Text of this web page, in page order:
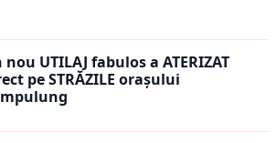
nou UTILAJ fabulos a ATERIZAT
pe STRĂZILE orașului